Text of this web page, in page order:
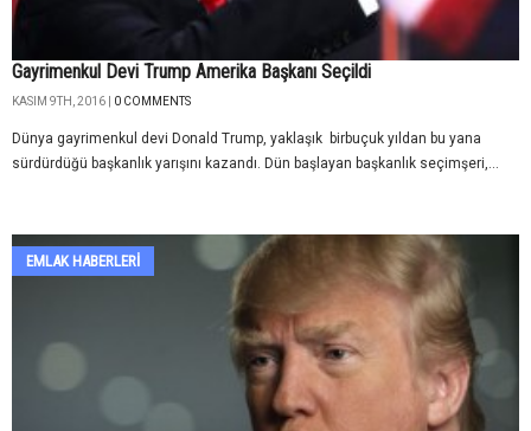
Gayrimenkul Devi Trump Amerika Başkanı Seçildi
KASIM 9TH, 2016 | 0 COMMENTS
Dünya gayrimenkul devi Donald Trump, yaklaşık birbuçuk yıldan bu yana
sürdürdüğü başkanlık yarışını kazandı. Dün başlayan başkanlık seçimşeri,...
EMLAK HABERLERI